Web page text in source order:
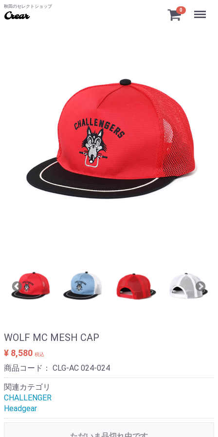
秋田のセレクトショップ
Crear
0 Menu
WOLF MC MESH CAP
¥ 8,580 税込
商品コード： CLG-AC 024-024
関連カテゴリ
CHALLENGER
Headgear